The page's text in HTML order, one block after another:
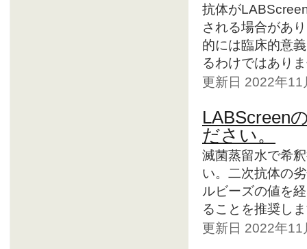
抗体が
される場合があ
的には臨床的意
るわけではあり
更新日 2022年
LABScreen
ださい。
滅菌蒸留水で希
い。二次抗体の
ルビーズの値を
ることを推奨し
更新日 2022年